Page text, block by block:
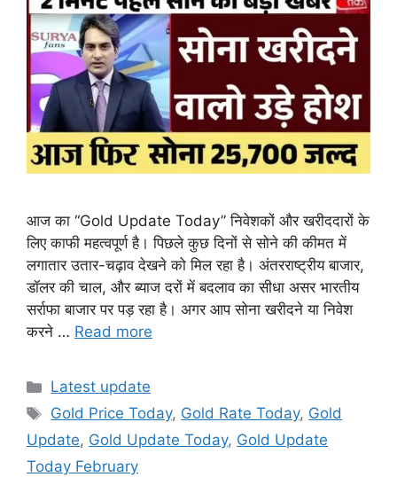
आज का “Gold Update Today” निवेशकों और खरीददारों के
लिए काफी महत्वपूर्ण है। पिछले कुछ दिनों से सोने की कीमत में
लगातार उतार-चढ़ाव देखने को मिल रहा है। अंतरराष्ट्रीय बाजार,
डॉलर की चाल, और ब्याज दरों में बदलाव का सीधा असर भारतीय
सर्राफा बाजार पर पड़ रहा है। अगर आप सोना खरीदने या निवेश
करने … Read more
Categories
Latest update
Tags
Gold Price Today, Gold Rate Today, Gold
Update, Gold Update Today, Gold Update
Today February